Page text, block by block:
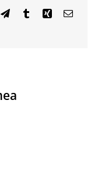
TelegramTumblrXing Email